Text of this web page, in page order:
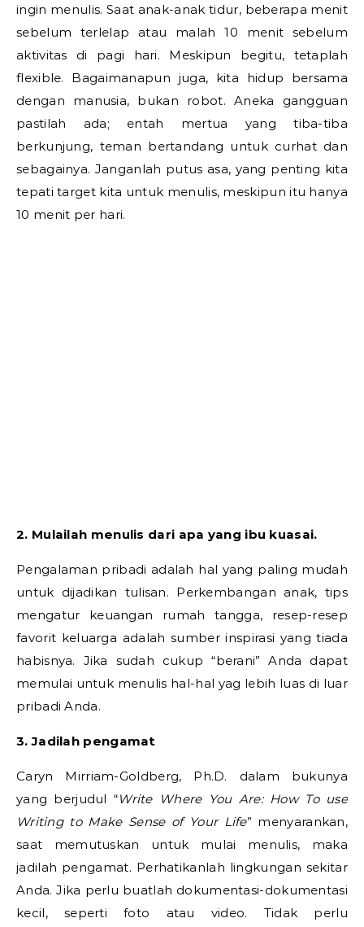
ingin menulis. Saat anak-anak tidur, beberapa menit
sebelum terlelap atau malah 10 menit sebelum
aktivitas di pagi hari. Meskipun begitu, tetaplah
flexible. Bagaimanapun juga, kita hidup bersama
dengan manusia, bukan robot. Aneka gangguan
pastilah ada; entah mertua yang tiba-tiba
berkunjung, teman bertandang untuk curhat dan
sebagainya. Janganlah putus asa, yang penting kita
tepati target kita untuk menulis, meskipun itu hanya
10 menit per hari.
2. Mulailah menulis dari apa yang ibu kuasai.
Pengalaman pribadi adalah hal yang paling mudah
untuk dijadikan tulisan. Perkembangan anak, tips
mengatur keuangan rumah tangga, resep-resep
favorit keluarga adalah sumber inspirasi yang tiada
habisnya. Jika sudah cukup “berani” Anda dapat
memulai untuk menulis hal-hal yag lebih luas di luar
pribadi Anda.
3. Jadilah pengamat
Caryn Mirriam-Goldberg, Ph.D. dalam bukunya
yang berjudul “Write Where You Are: How To use
Writing to Make Sense of Your Life” menyarankan,
saat memutuskan untuk mulai menulis, maka
jadilah pengamat. Perhatikanlah lingkungan sekitar
Anda. Jika perlu buatlah dokumentasi-dokumentasi
kecil, seperti foto atau video. Tidak perlu